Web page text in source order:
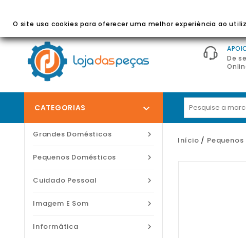
De
CATEGORIAS 

Grandes Domésticos

Pequenos Domésticos

Cuidado Pessoal

Imagem E Som

Informática
Início
O site usa cookies para oferecer uma melhor experiência ao